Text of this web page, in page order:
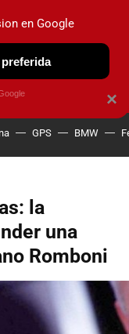
OBSERVATORIO
GPS BMW
la
una
Romboni
×
en Google